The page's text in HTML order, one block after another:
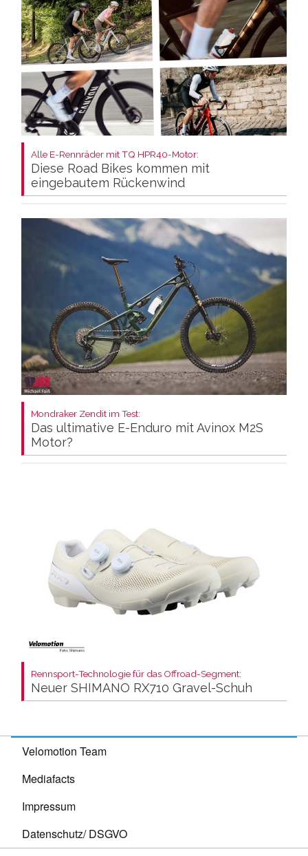
Alle E-Rennräder mit TQ HPR40-Motor:
Diese Road Bikes kommen mit
eingebautem Rückenwind
Mondraker Zendit im Test:
Das ultimative E-Enduro mit Avinox M2S
Motor?
Rennsport-Technologie für das Offroad-Segment:
Neuer SHIMANO RX710 Gravel-Schuh
Velomotion Team
Mediafacts
Impressum
Datenschutz/ DSGVO